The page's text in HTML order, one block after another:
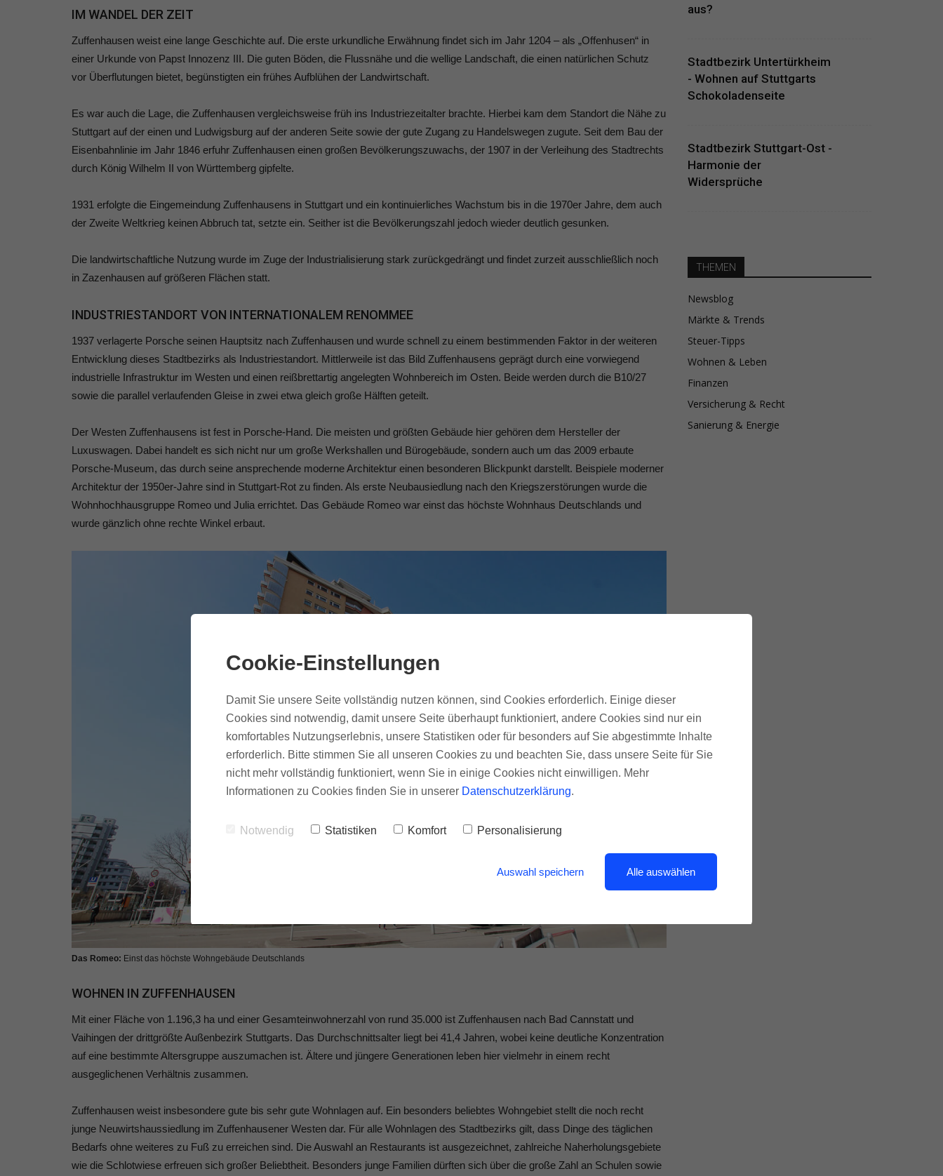
IM WANDEL DER ZEIT
Zuffenhausen weist eine lange Geschichte auf. Die erste urkundliche Erwähnung findet sich im Jahr 1204 – als „Offenhusen“ in
einer Urkunde von Papst Innozenz III. Die guten Böden, die Flussnähe und die wellige Landschaft, die einen natürlichen Schutz
vor Überflutungen bietet, begünstigten ein frühes Aufblühen der Landwirtschaft.
Es war auch die Lage, die Zuffenhausen vergleichsweise früh ins Industriezeitalter brachte. Hierbei kam dem Standort die Nähe zu
Stuttgart auf der einen und Ludwigsburg auf der anderen Seite sowie der gute Zugang zu Handelswegen zugute. Seit dem Bau der
Eisenbahnlinie im Jahr 1846 erfuhr Zuffenhausen einen großen Bevölkerungszuwachs, der 1907 in der Verleihung des Stadtrechts
durch König Wilhelm II von Württemberg gipfelte.
1931 erfolgte die Eingemeindung Zuffenhausens in Stuttgart und ein kontinuierliches Wachstum bis in die 1970er Jahre, dem auch
der Zweite Weltkrieg keinen Abbruch tat, setzte ein. Seither ist die Bevölkerungszahl jedoch wieder deutlich gesunken.
Die landwirtschaftliche Nutzung wurde im Zuge der Industrialisierung stark zurückgedrängt und findet zurzeit ausschließlich noch
in Zazenhausen auf größeren Flächen statt.
INDUSTRIESTANDORT VON INTERNATIONALEM RENOMMEE
1937 verlagerte Porsche seinen Hauptsitz nach Zuffenhausen und wurde schnell zu einem bestimmenden Faktor in der weiteren
Entwicklung dieses Stadtbezirks als Industriestandort. Mittlerweile ist das Bild Zuffenhausens geprägt durch eine vorwiegend
industrielle Infrastruktur im Westen und einen reißbrettartig angelegten Wohnbereich im Osten. Beide werden durch die B10/27
sowie die parallel verlaufenden Gleise in zwei etwa gleich große Hälften geteilt.
Der Westen Zuffenhausens ist fest in Porsche-Hand. Die meisten und größten Gebäude hier gehören dem Hersteller der
Luxuswagen. Dabei handelt es sich nicht nur um große Werkshallen und Bürogebäude, sondern auch um das 2009 erbaute
Porsche-Museum, das durch seine ansprechende moderne Architektur einen besonderen Blickpunkt darstellt. Beispiele moderner
Architektur der 1950er-Jahre sind in Stuttgart-Rot zu finden. Als erste Neubausiedlung nach den Kriegszerstörungen wurde die
Wohnhochhausgruppe Romeo und Julia errichtet. Das Gebäude Romeo war einst das höchste Wohnhaus Deutschlands und
wurde gänzlich ohne rechte Winkel erbaut.
Das Romeo: Einst das höchste Wohngebäude Deutschlands
WOHNEN IN ZUFFENHAUSEN
Mit einer Fläche von 1.196,3 ha und einer Gesamteinwohnerzahl von rund 35.000 ist Zuffenhausen nach Bad Cannstatt und
Vaihingen der drittgrößte Außenbezirk Stuttgarts. Das Durchschnittsalter liegt bei 41,4 Jahren, wobei keine deutliche Konzentration
auf eine bestimmte Altersgruppe auszumachen ist. Ältere und jüngere Generationen leben hier vielmehr in einem recht
ausgeglichenen Verhältnis zusammen.
Zuffenhausen weist insbesondere gute bis sehr gute Wohnlagen auf. Ein besonders beliebtes Wohngebiet stellt die noch recht
junge Neuwirtshaussiedlung im Zuffenhausener Westen dar. Für alle Wohnlagen des Stadtbezirks gilt, dass Dinge des täglichen
Bedarfs ohne weiteres zu Fuß zu erreichen sind. Die Auswahl an Restaurants ist ausgezeichnet, zahlreiche Naherholungsgebiete
wie die Schlotwiese erfreuen sich großer Beliebtheit. Besonders junge Familien dürften sich über die große Zahl an Schulen sowie
aus?
Stadtbezirk Untertürkheim
- Wohnen auf Stuttgarts
Schokoladenseite
Stadtbezirk Stuttgart-Ost -
Harmonie der
Widersprüche
THEMEN
Newsblog
Märkte & Trends
Steuer-Tipps
Wohnen & Leben
Finanzen
Versicherung & Recht
Sanierung & Energie
Cookie-Einstellungen
Damit Sie unsere Seite vollständig nutzen können, sind Cookies erforderlich. Einige dieser
Cookies sind notwendig, damit unsere Seite überhaupt funktioniert, andere Cookies sind nur ein
komfortables Nutzungserlebnis, unsere Statistiken oder für besonders auf Sie abgestimmte Inhalte
erforderlich. Bitte stimmen Sie all unseren Cookies zu und beachten Sie, dass unsere Seite für Sie
nicht mehr vollständig funktioniert, wenn Sie in einige Cookies nicht einwilligen. Mehr
Informationen zu Cookies finden Sie in unserer Datenschutzerklärung.
Notwendig Statistiken Komfort Personalisierung
Auswahl speichern Alle auswählen